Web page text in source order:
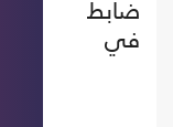
ضابط
في